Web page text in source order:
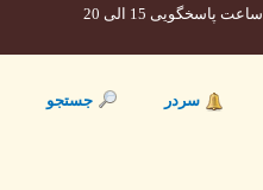
ساعت پاسخگویی 15 الی 20
سردر جستجو